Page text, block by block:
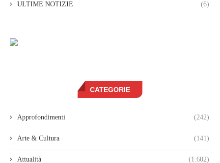
ULTIME NOTIZIE (6)
CATEGORIE
Approfondimenti (242)
Arte & Cultura (141)
Attualità (1.602)